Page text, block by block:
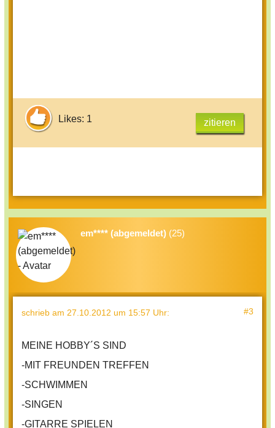
Likes: 1 zitieren
em**** (abgemeldet) (25)
schrieb am 27.10.2012 um 15:57 Uhr: #3
MEINE HOBBY´S SIND
-MIT FREUNDEN TREFFEN
-SCHWIMMEN
-SINGEN
-GITARRE SPIELEN